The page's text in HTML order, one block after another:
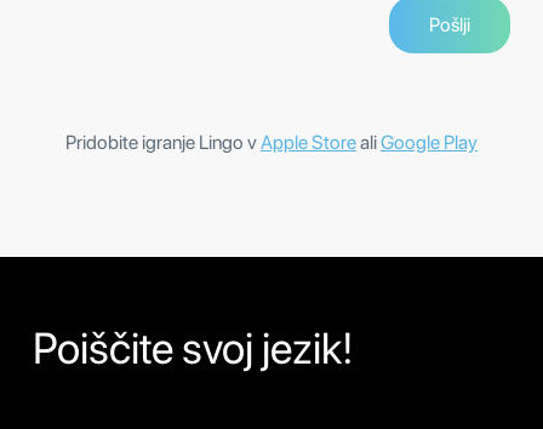
Pridobite igranje Lingo vApple StorealiGoogle Play
Poiščite svoj jezik!